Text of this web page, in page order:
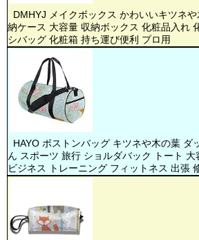
DMHYJ メイクボックス かわいいキツネ
納ケース 大容量 収納ボックス 化粧品入れ
シバッグ 化粧箱 持ち運び便利 プロ用
HAYO ボストンバッグ キツネや木の葉 ダ
ん スポーツ 旅行 ショルダバック トート
ビジネス トレーニング フィットネス 出張